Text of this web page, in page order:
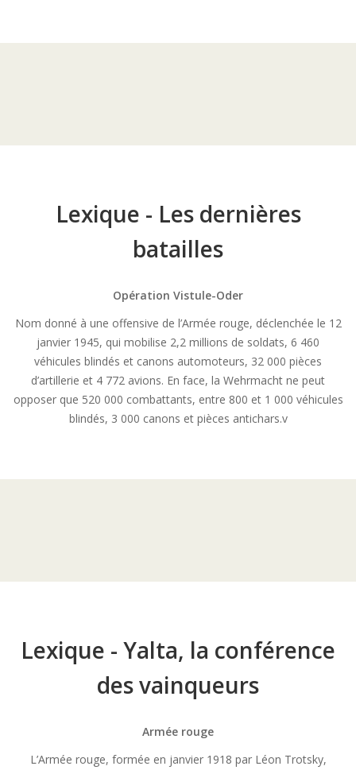
Lexique - Les dernières
batailles
Opération Vistule-Oder
Nom donné à une offensive de l’Armée rouge, déclenchée le 12
janvier 1945, qui mobilise 2,2 millions de soldats, 6 460
véhicules blindés et canons automoteurs, 32 000 pièces
d’artillerie et 4 772 avions. En face, la Wehrmacht ne peut
opposer que 520 000 combattants, entre 800 et 1 000 véhicules
blindés, 3 000 canons et pièces antichars.v
Lexique - Yalta, la conférence
des vainqueurs
Armée rouge
L’Armée rouge, formée en janvier 1918 par Léon Trotsky,